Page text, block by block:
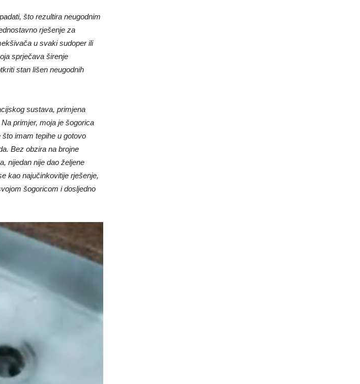
što rezultira neugodnim
rješenje za
u svaki sudoper ili
sprječava širenje
stan lišen neugodnih
sustava, primjena
primjer, moja je šogorica
imam tepihe u gotovo
Bez obzira na brojne
nijedan nije dao željene
kao najučinkovitije rješenje,
šogoricom i dosljedno